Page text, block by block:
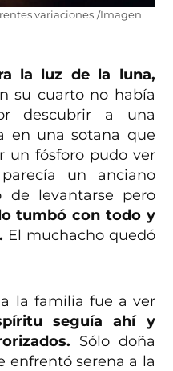
variaciones./Imagen
la luz de la luna,
su cuarto no había
descubrir a una
en una sotana que
un fósforo pudo ver
un anciano
de levantarse pero
tumbó con todo y
El muchacho quedó
la familia fue a ver
seguía ahí y
Sólo doña
enfrentó serena a la